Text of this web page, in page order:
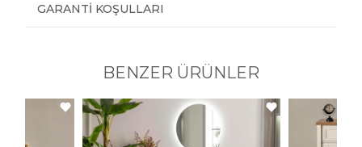
GARANTI KOŞULLARI
BENZER ÜRÜNLER